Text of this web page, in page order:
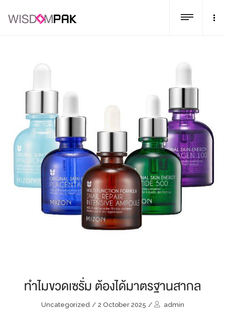
ทำไมขวดเซรั่ม ต้องได้มาตรฐานสากล
Uncategorized / 2 October 2025 / admin